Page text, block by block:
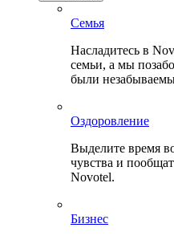
Семья
Насладитесь в
семьи, а мы
были
Оздоровление
Выделите время
чувства и
Novotel.
Бизнес